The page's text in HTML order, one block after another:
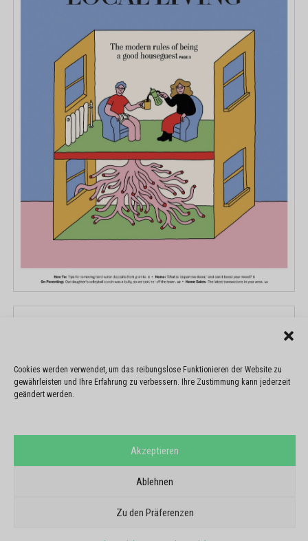
Cookies werden verwendet, um das reibungslose Funktionieren der Website zu
gewährleisten und Ihre Erfahrung zu verbessern. Ihre Zustimmung kann jederzeit
geändert werden.
Akzeptieren
Ablehnen
Zu den Präferenzen